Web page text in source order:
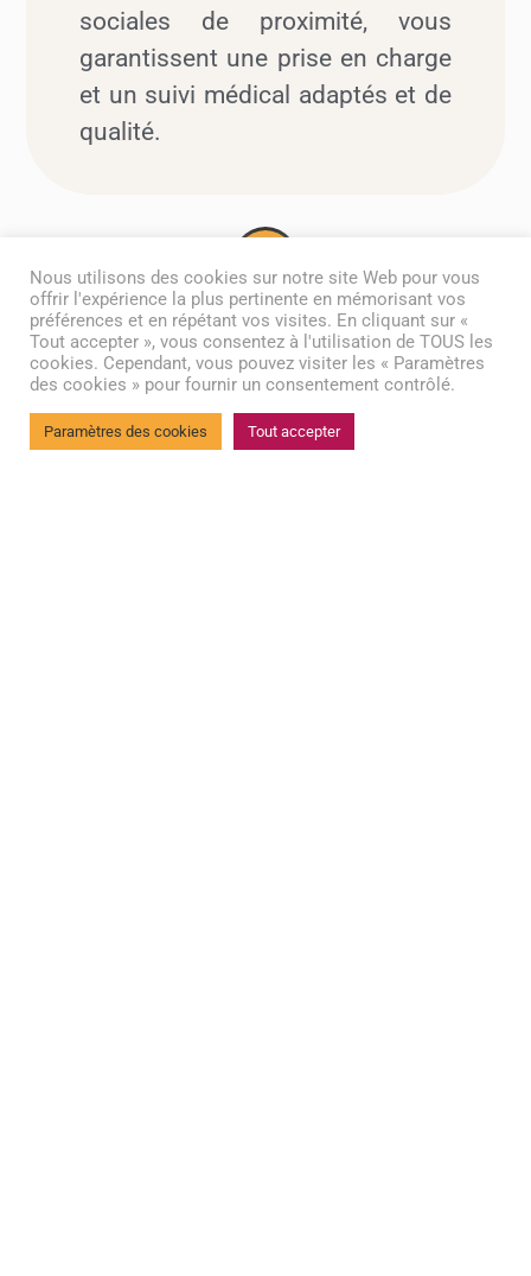
sociales de proximité, vous
garantissent une prise en charge
et un suivi médical adaptés et de
qualité.
3
VOTRE SÉCURITÉ
Parce que votre sécurité de tous
les instants est primordiale, nous
mettons tout en œuvre pour vous
Nous utilisons des cookies sur notre site Web pour vous
offrir l'expérience la plus pertinente en mémorisant vos
préférences et en répétant vos visites. En cliquant sur «
Tout accepter », vous consentez à l'utilisation de TOUS les
cookies. Cependant, vous pouvez visiter les « Paramètres
des cookies » pour fournir un consentement contrôlé.
Paramètres des cookies Tout accepter